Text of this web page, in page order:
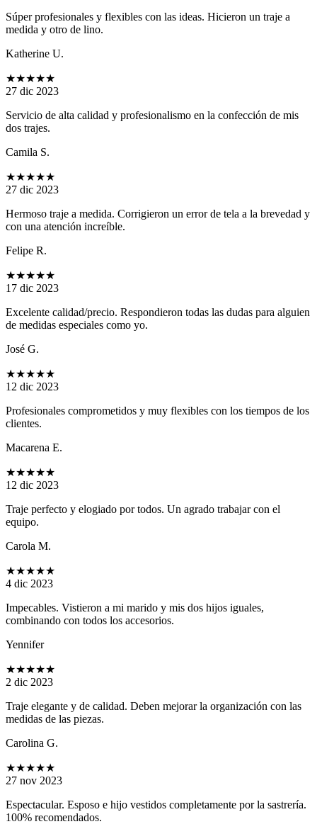
Súper profesionales y flexibles con las ideas. Hicieron un traje a
medida y otro de lino.
Katherine U.
★★★★★
27 dic 2023
Servicio de alta calidad y profesionalismo en la confección de mis
dos trajes.
Camila S.
★★★★★
27 dic 2023
Hermoso traje a medida. Corrigieron un error de tela a la brevedad y
con una atención increíble.
Felipe R.
★★★★★
17 dic 2023
Excelente calidad/precio. Respondieron todas las dudas para alguien
de medidas especiales como yo.
José G.
★★★★★
12 dic 2023
Profesionales comprometidos y muy flexibles con los tiempos de los
clientes.
Macarena E.
★★★★★
12 dic 2023
Traje perfecto y elogiado por todos. Un agrado trabajar con el
equipo.
Carola M.
★★★★★
4 dic 2023
Impecables. Vistieron a mi marido y mis dos hijos iguales,
combinando con todos los accesorios.
Yennifer
★★★★★
2 dic 2023
Traje elegante y de calidad. Deben mejorar la organización con las
medidas de las piezas.
Carolina G.
★★★★★
27 nov 2023
Espectacular. Esposo e hijo vestidos completamente por la sastrería.
100% recomendados.